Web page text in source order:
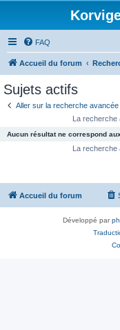
FAQ
Accueil du forum
Sujets actifs
Aller sur la recherche avancée
La recherche
Aucun résultat ne correspond
La recherche
Accueil du forum
Développé par